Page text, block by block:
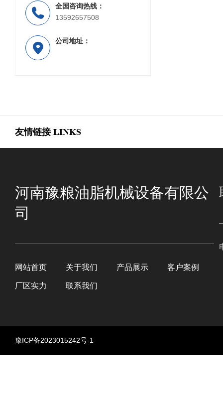
全国咨询热线：
13592657508
公司地址：
友情链接 LINKS
河南豫粮油脂机械设备有限公
司
网站首页 关于我们 产品展示 客户案例
厂区实力 联系我们
豫ICP备2023015242号-1